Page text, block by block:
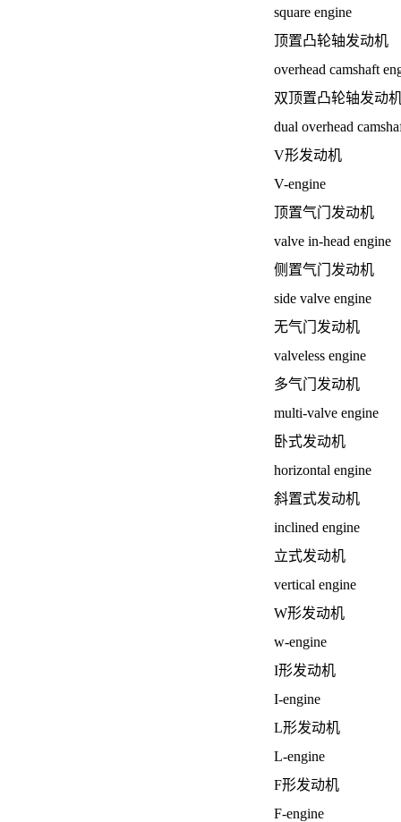
square engine
顶置凸轮轴发动机
overhead camshaft
双顶置凸轮轴发动
dual overhead
V形发动机
V-engine
顶置气门发动机
valve in-head engine
侧置气门发动机
side valve engine
无气门发动机
valveless engine
多气门发动机
multi-valve engine
卧式发动机
horizontal engine
斜置式发动机
inclined engine
立式发动机
vertical engine
W形发动机
w-engine
I形发动机
I-engine
L形发动机
L-engine
F形发动机
F-engine